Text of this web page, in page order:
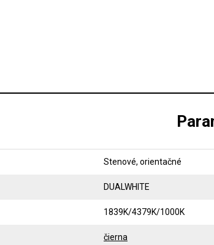
Stenové, orientačné
DUALWHITE
1839K/4379K/1000K
čierna